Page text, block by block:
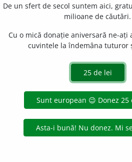
negreală, negreață;
(fig.), cioroi (fig.). Rasă
(negru) ca pana corbului,
cernit, întunecat, fumuriu, lai
brun, oacheș, țigănos,
(înv. și pop.); a cerni (pop.), a
De un sfert de secol suntem aici,
milioane de căutări.
Cu o mică donație aniversară ne-ați
cuvintele la îndemâna tuturor